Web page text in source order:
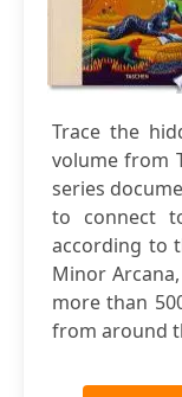
Trace the
volume from
series
to connect
according to
Minor
more than
from around